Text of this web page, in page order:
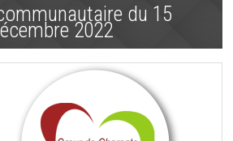
du 15
2022